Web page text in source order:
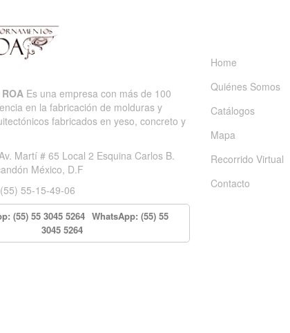
Es una empresa con más de 100
en la fabricación de molduras y
fabricados en yeso, concreto y
Av. Martí # 65 Local 2 Esquina Carlos B.
México, D.F
(55) 55-15-49-06
WhatsApp: (55) 55
3045 5264
Home
Quiénes Somos
Catálogos
Mapa
Recorrido Virtual
Contacto